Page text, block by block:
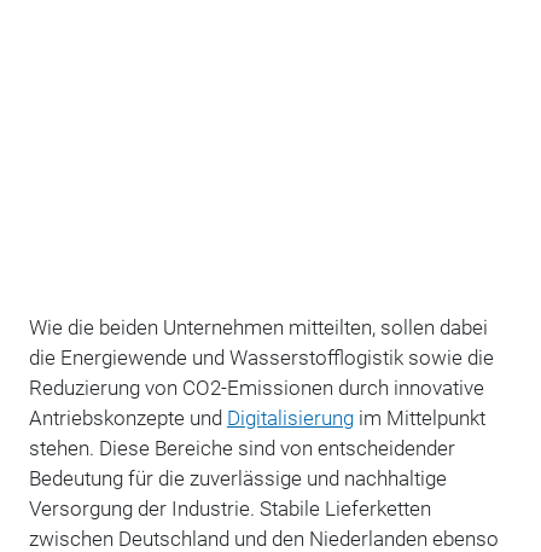
Wie die beiden Unternehmen mitteilten, sollen dabei
die Energiewende und Wasserstofflogistik sowie die
Reduzierung von CO2-Emissionen durch innovative
Antriebskonzepte und Digitalisierungim Mittelpunkt
stehen. Diese Bereiche sind von entscheidender
Bedeutung für die zuverlässige und nachhaltige
Versorgung der Industrie. Stabile Lieferketten
zwischen Deutschland und den Niederlanden ebenso